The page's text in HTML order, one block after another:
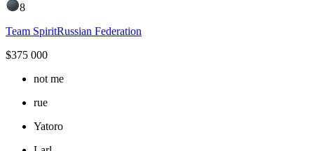
8
Team SpiritRussian Federation
$375 000
not me
rue
Yatoro